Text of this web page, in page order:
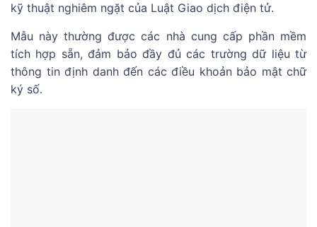
kỹ thuật nghiêm ngặt của Luật Giao dịch điện tử.
Mẫu này thường được các nhà cung cấp phần mềm
tích hợp sẵn, đảm bảo đầy đủ các trường dữ liệu từ
thông tin định danh đến các điều khoản bảo mật chữ
ký số.